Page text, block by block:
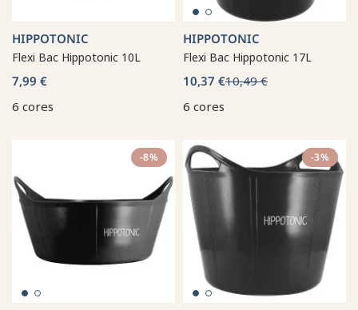
HIPPOTONIC
Flexi Bac Hippotonic 10L
7,99 €
6 cores
HIPPOTONIC
Flexi Bac Hippotonic 17L
10,37 €10,49 €
6 cores
-8% -3%